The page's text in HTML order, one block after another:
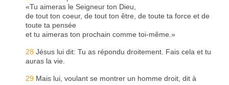
«Tu aimeras le Seigneur ton Dieu,
de tout ton coeur, de tout ton être, de toute ta force et de
toute ta pensée
et tu aimeras ton prochain comme toi-même.»
28 Jésus lui dit: Tu as répondu droitement. Fais cela et tu
auras la vie.
29 Mais lui, voulant se montrer un homme droit, dit à